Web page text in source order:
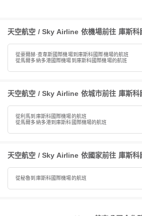
天空航空 / Sky Airline 依機場前往 庫斯科
從豪爾赫·查韋斯國際機場到庫斯科國際機場的航班
從馬爾多納多港國際機場到庫斯科國際機場的航班
天空航空 / Sky Airline 依城市前往 庫斯科
從利馬到庫斯科國際機場的航班
從馬爾多納多港到庫斯科國際機場的航班
天空航空 / Sky Airline 依國家前往 庫斯科
從秘魯到庫斯科國際機場的航班